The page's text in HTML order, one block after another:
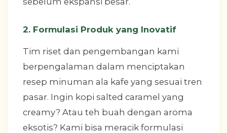
2. Formulasi Produk yang Inovatif
Tim riset dan pengembangan kami
berpengalaman dalam menciptakan
resep minuman ala kafe yang sesuai tren
pasar. Ingin kopi salted caramel yang
creamy? Atau teh buah dengan aroma
eksotis? Kami bisa meracik formulasi